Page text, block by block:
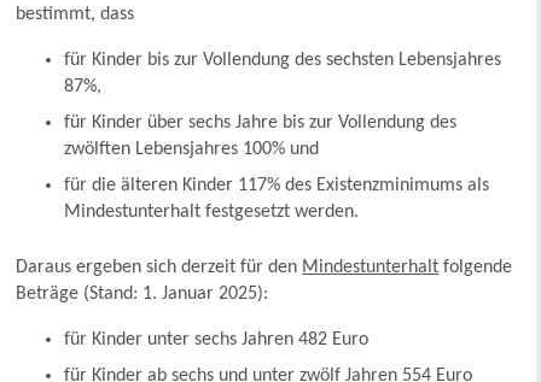
bestimmt, dass
für Kinder bis zur Vollendung des sechsten Lebensjahres
87%,
für Kinder über sechs Jahre bis zur Vollendung des
zwölften Lebensjahres 100% und
für die älteren Kinder 117% des Existenzminimums als
Mindestunterhalt festgesetzt werden.
Daraus ergeben sich derzeit für den Mindestunterhalt folgende
Beträge (Stand: 1. Januar 2025):
für Kinder unter sechs Jahren 482 Euro
für Kinder ab sechs und unter zwölf Jahren 554 Euro